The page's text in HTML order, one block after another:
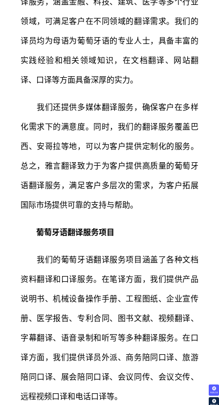
免费试译
领域，可满足客户在不同领域的翻译需求。我们的
译员均为母语为葡萄牙语的专业人士，具备丰富的
实践经验和相关领域知识，在文档翻译、网站翻
译、口译等方面具备深厚的实力。
我们还提供多媒体翻译服务，确保客户在多样
化需求下的满意度。同时，我们的翻译服务覆盖巴
西、安哥拉等地，可以为客户提供定制化的服务。
总之，雅言翻译致力于为客户提供高质量的葡萄牙
语翻译服务，满足客户多层次的需求，为客户拓展
国际市场提供可靠的支持与帮助。
葡萄牙语翻译服务项目
我们的葡萄牙语翻译服务项目涵盖了各种文档
资料翻译和口译服务。在笔译方面，我们提供产品
说明书、机械设备操作手册、工程图纸、企业宣传
册、医学报告、专利合同、图书文献、视频翻译、
字幕翻译、语音录制和听写等多种翻译服务。在口
译方面，我们提供译员外派、商务陪同口译、旅游
陪同口译、展会陪同口译、会议同传、会议交传、
远程视频口译和电话口译等。